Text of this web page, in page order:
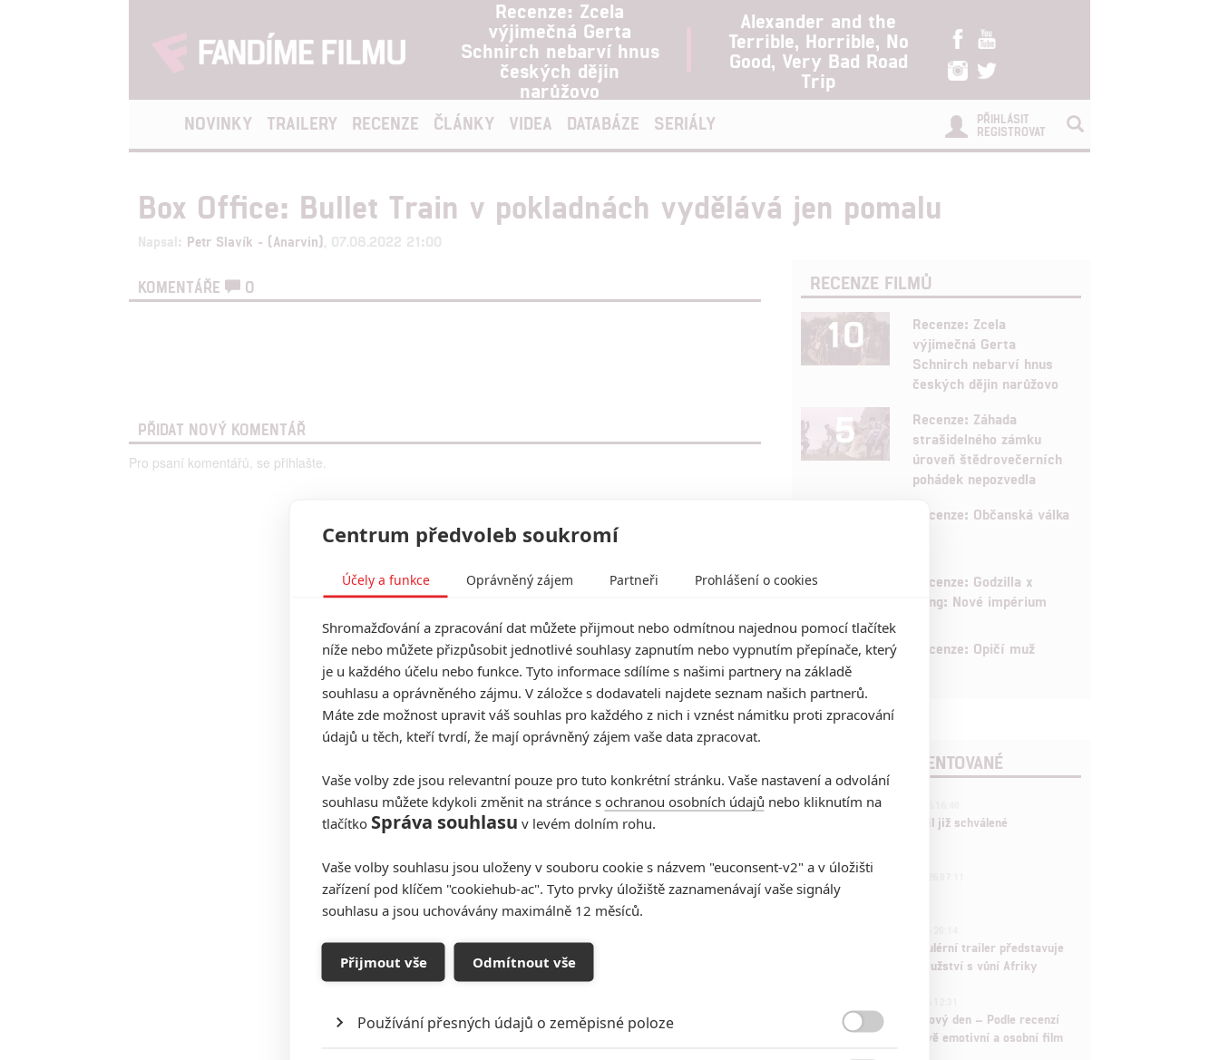
Recenze: Zcela
výjimečná Gerta
Schnirch nebarví hnus
českých dějin
narůžovo
Alexander and the
Terrible, Horrible, No
Good, Very Bad Road
Trip
NOVINKY TRAILERY RECENZE ČLÁNKY VIDEA DATABÁZE SERIÁLY
PŘIHLÁSIT
REGISTROVAT
Box Office: Bullet Train v pokladnách vydělává jen pomalu
Napsal: Petr Slavík - (Anarvin) , 07.08.2022 21:00
KOMENTÁŘE 0
PŘIDAT NOVÝ KOMENTÁŘ
Pro psaní komentářů, se přihlašte.
RECENZE FILMŮ
10
Recenze: Zcela
výjimečná Gerta
Schnirch nebarví hnus
českých dějin narůžovo
5
Recenze: Záhada
strašidelného zámku
úroveň štědrovečerních
pohádek nepozvedla
Recenze: Občanská válka
Recenze: Godzilla x
Kong: Nové impérium
8 Recenze: Opičí muž
POSLEDNÍ KOMENTOVANÉ
3ČLÁNEK | 01.08.2026 16:40
Marvel nečekaně zrušil již schválené
433
拆彈專家
Děti krve a kostí: Regulérní trailer představuje
akční fantasy dobrodružství s vůní Afriky
Spider-Man: Zbrusu nový den – Podle recenzí
máme čekat překvapivě emotivní a osobní film
Centrum předvoleb soukromí
Účely a funkce Oprávněný zájem Partneři Prohlášení o cookies
Shromažďování a zpracování dat můžete přijmout nebo odmítnou najednou pomocí tlačítek
níže nebo můžete přizpůsobit jednotlivé souhlasy zapnutím nebo vypnutím přepínače, který
je u každého účelu nebo funkce. Tyto informace sdílíme s našimi partnery na základě
souhlasu a oprávněného zájmu. V záložce s dodavateli najdete seznam našich partnerů.
Máte zde možnost upravit váš souhlas pro každého z nich i vznést námitku proti zpracování
údajů u těch, kteří tvrdí, že mají oprávněný zájem vaše data zpracovat.
Vaše volby zde jsou relevantní pouze pro tuto konkrétní stránku. Vaše nastavení a odvolání
souhlasu můžete kdykoli změnit na stránce s ochranou osobních údajů nebo kliknutím na
tlačítko Správa souhlasu v levém dolním rohu.
Vaše volby souhlasu jsou uloženy v souboru cookie s názvem "euconsent-v2" a v úložišti
zařízení pod klíčem "cookiehub-ac". Tyto prvky úložiště zaznamenávají vaše signály
souhlasu a jsou uchovávány maximálně 12 měsíců.
Přijmout vše Odmítnout vše
Používání přesných údajů o zeměpisné poloze